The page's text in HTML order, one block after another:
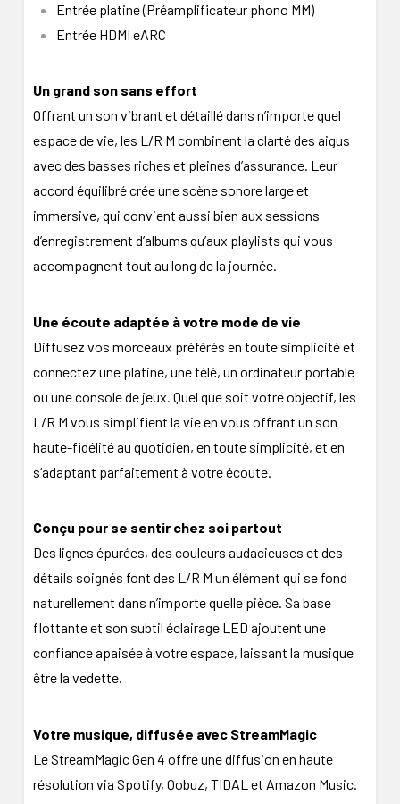
Entrée platine (Préamplificateur phono MM)
Entrée HDMI eARC
Un grand son sans effort
Offrant un son vibrant et détaillé dans n’importe quel
espace de vie, les L/R M combinent la clarté des aigus
avec des basses riches et pleines d’assurance. Leur
accord équilibré crée une scène sonore large et
immersive, qui convient aussi bien aux sessions
d’enregistrement d’albums qu’aux playlists qui vous
accompagnent tout au long de la journée.
Une écoute adaptée à votre mode de vie
Diffusez vos morceaux préférés en toute simplicité et
connectez une platine, une télé, un ordinateur portable
ou une console de jeux. Quel que soit votre objectif, les
L/R M vous simplifient la vie en vous offrant un son
haute-fidélité au quotidien, en toute simplicité, et en
s’adaptant parfaitement à votre écoute.
Conçu pour se sentir chez soi partout
Des lignes épurées, des couleurs audacieuses et des
détails soignés font des L/R M un élément qui se fond
naturellement dans n’importe quelle pièce. Sa base
flottante et son subtil éclairage LED ajoutent une
confiance apaisée à votre espace, laissant la musique
être la vedette.
Votre musique, diffusée avec StreamMagic
Le StreamMagic Gen 4 offre une diffusion en haute
résolution via Spotify, Qobuz, TIDAL et Amazon Music.